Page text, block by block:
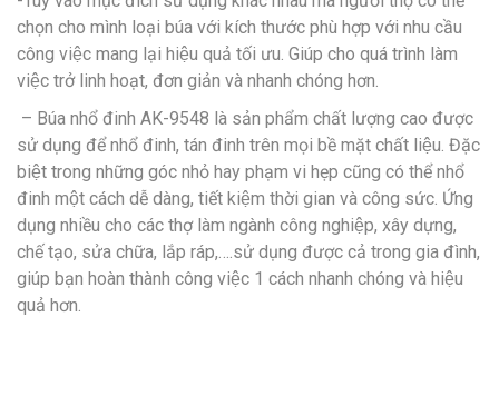
chọn cho mình loại búa với kích thước phù hợp với nhu cầu
công việc mang lại hiệu quả tối ưu. Giúp cho quá trình làm
việc trở linh hoạt, đơn giản và nhanh chóng hơn.
– Búa nhổ đinh AK-9548 là sản phẩm chất lượng cao được
sử dụng để nhổ đinh, tán đinh trên mọi bề mặt chất liệu. Đặc
biệt trong những góc nhỏ hay phạm vi hẹp cũng có thể nhổ
đinh một cách dễ dàng, tiết kiệm thời gian và công sức. Ứng
dụng nhiều cho các thợ làm ngành công nghiệp, xây dựng,
chế tạo, sửa chữa, lắp ráp,….sử dụng được cả trong gia đình,
giúp bạn hoàn thành công việc 1 cách nhanh chóng và hiệu
quả hơn.